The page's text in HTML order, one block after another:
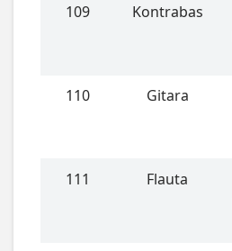
109 Kontrabas
110 Gitara
111 Flauta